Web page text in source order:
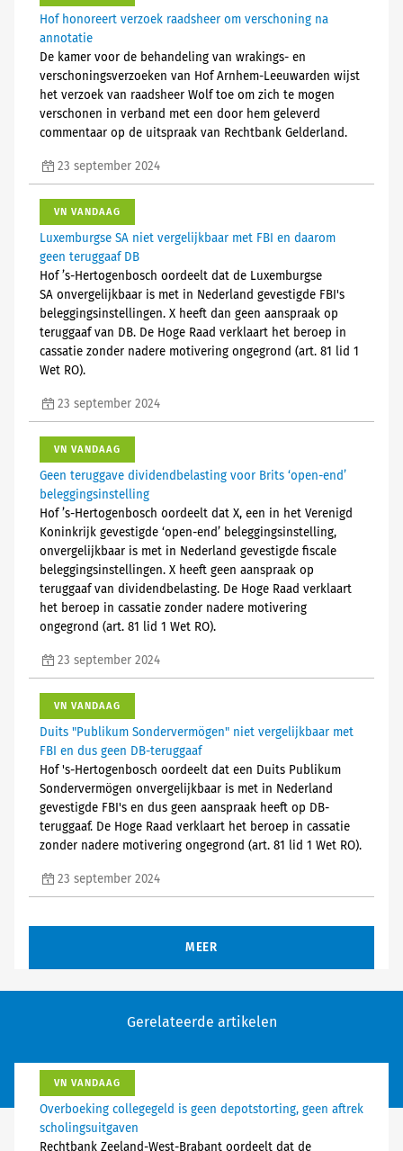
Hof honoreert verzoek raadsheer om verschoning na
annotatie
De kamer voor de behandeling van wrakings- en
verschoningsverzoeken van Hof Arnhem-Leeuwarden wijst
het verzoek van raadsheer Wolf toe om zich te mogen
verschonen in verband met een door hem geleverd
commentaar op de uitspraak van Rechtbank Gelderland.
23 september 2024
VN VANDAAG
Luxemburgse SA niet vergelijkbaar met FBI en daarom
geen teruggaaf DB
Hof ’s-Hertogenbosch oordeelt dat de Luxemburgse
SA onvergelijkbaar is met in Nederland gevestigde FBI's
beleggingsinstellingen. X heeft dan geen aanspraak op
teruggaaf van DB. De Hoge Raad verklaart het beroep in
cassatie zonder nadere motivering ongegrond (art. 81 lid 1
Wet RO).
23 september 2024
VN VANDAAG
Geen teruggave dividendbelasting voor Brits ‘open-end’
beleggingsinstelling
Hof ’s-Hertogenbosch oordeelt dat X, een in het Verenigd
Koninkrijk gevestigde ‘open-end’ beleggingsinstelling,
onvergelijkbaar is met in Nederland gevestigde fiscale
beleggingsinstellingen. X heeft geen aanspraak op
teruggaaf van dividendbelasting. De Hoge Raad verklaart
het beroep in cassatie zonder nadere motivering
ongegrond (art. 81 lid 1 Wet RO).
23 september 2024
VN VANDAAG
Duits "Publikum Sondervermögen" niet vergelijkbaar met
FBI en dus geen DB-teruggaaf
Hof 's-Hertogenbosch oordeelt dat een Duits Publikum
Sondervermögen onvergelijkbaar is met in Nederland
gevestigde FBI's en dus geen aanspraak heeft op DB-
teruggaaf. De Hoge Raad verklaart het beroep in cassatie
zonder nadere motivering ongegrond (art. 81 lid 1 Wet RO).
23 september 2024
MEER
Gerelateerde artikelen
VN VANDAAG
Overboeking collegegeld is geen depotstorting, geen aftrek
scholingsuitgaven
Rechtbank Zeeland-West-Brabant oordeelt dat de